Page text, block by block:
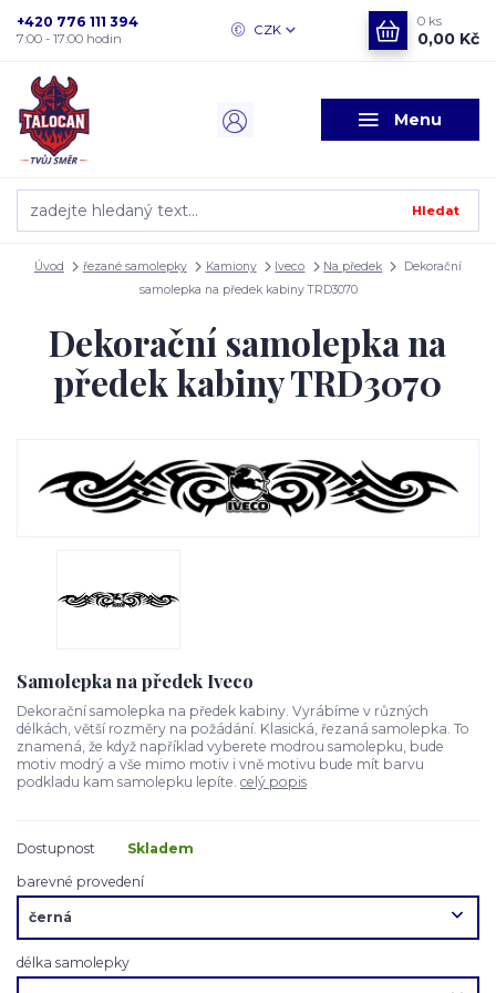
Menu
CZK
Hledat
+420 776 111 394
7:00 - 17:00 hodin
0 ks
0,00 Kč
Úvod řezané samolepky Kamiony Iveco Na předek
Dekorační
samolepka na předek kabiny TRD3070
Dekorační samolepka na
předek kabiny TRD3070
Samolepka na předek Iveco
Dekorační samolepka na předek kabiny. Vyrábíme v různých
délkách, větší rozměry na požádání. Klasická, řezaná samolepka. To
znamená, že když například vyberete modrou samolepku, bude
motiv modrý a vše mimo motiv i vně motivu bude mít barvu
podkladu kam samolepku lepíte. celý popis
Dostupnost
Skladem
barevné provedení
délka samolepky